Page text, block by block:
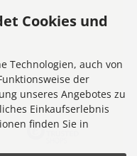
Cookies und
Technologien, auch von
der
unseres Angebotes zu
Einkaufserlebnis
finden Sie in